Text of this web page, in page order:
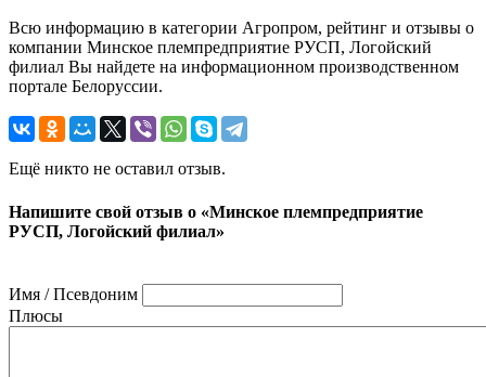
Всю информацию в категории Агропром, рейтинг и отзывы о
компании Минское племпредприятие РУСП, Логойский
филиал Вы найдете на информационном производственном
портале Белоруссии.
Ещё никто не оставил отзыв.
Напишите свой отзыв о «Минское племпредприятие
РУСП, Логойский филиал»
Имя / Псевдоним
Плюсы